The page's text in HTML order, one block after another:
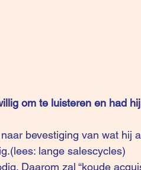
om te luisteren en had
lange salescycles)